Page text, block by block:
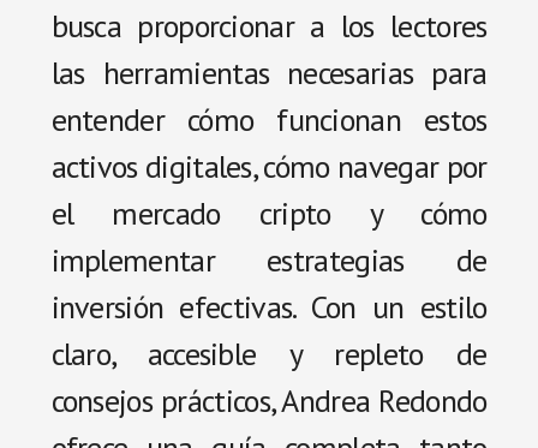
busca proporcionar a los lectores
las herramientas necesarias para
entender cómo funcionan estos
activos digitales, cómo navegar por
el mercado cripto y cómo
implementar estrategias de
inversión efectivas. Con un estilo
claro, accesible y repleto de
consejos prácticos, Andrea Redondo